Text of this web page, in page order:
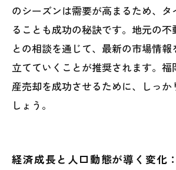
のシーズンは需要が高まるため、タ
ることも成功の秘訣です。地元の不
との相談を通じて、最新の市場情
立てていくことが推奨されます。
産売却を成功させるために、しっか
しょう。
経済成長と人口動態が導く変化